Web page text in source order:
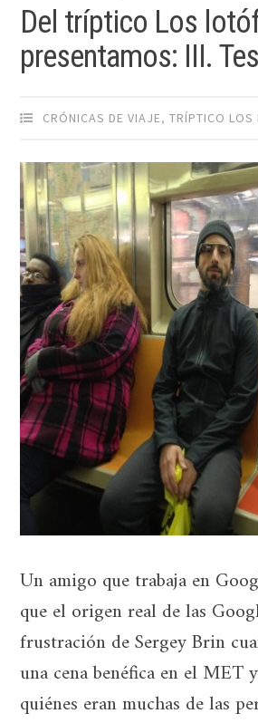
Del tríptico Los
presentamos: III.
CRÓNICAS DE VIAJE,TRÍPTICO LOS
Un amigo que trabaja en
que el origen real de las
frustración de Sergey Brin
una cena benéfica en el MET
quiénes eran muchas de las